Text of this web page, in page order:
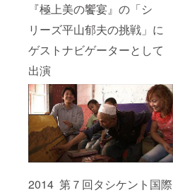
『極上美の饗宴』の「シ
リーズ平山郁夫の挑戦」に
ゲストナビゲーターとして
出演
2014 第７回タシケント国際